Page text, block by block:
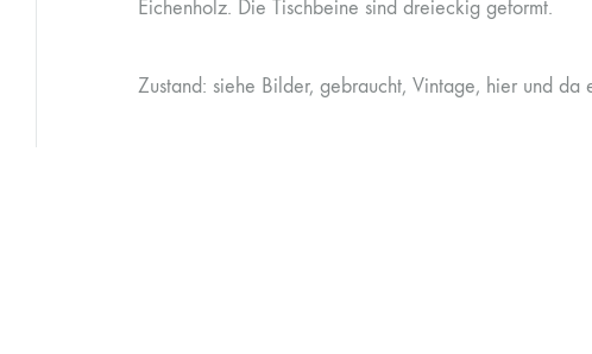
Eichenholz. Die Tischbeine sind dreieckig geformt.
Zustand: siehe Bilder, gebraucht, Vintage, hier und